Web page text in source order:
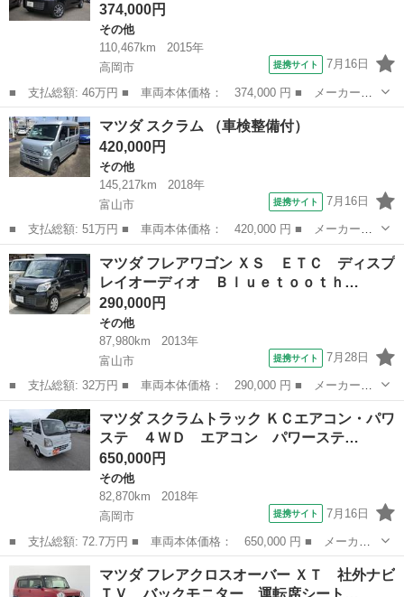
374,000円
その他
110,467km
2015年
高岡市
提携サイト 7月16日
■ 支払総額: 46万円 ■ 車両本体価格： 374,000 円 ■ メーカー
名： マツダ ■ 車種名： フレアワゴン ■ グレード名： ＸＧ
社外１４ＡＷ エネチャージ レーダーブレーキサポート アイドリ
ングストップ 両...
富山 高岡市 その他
マツダ スクラム （車検整備付）
420,000円
その他
145,217km
2018年
富山市
提携サイト 7月16日
■ 支払総額: 51万円 ■ 車両本体価格： 420,000 円 ■ メーカー
名： マツダ ■ 車種名： スクラム ■ グレード名： ■ 排気
量： 660cc ■ ドア枚数： 5D ■ ミッション： MT5速 ■ 店舗P...
富山 富山市 その他
マツダ フレアワゴン ＸＳ ＥＴＣ ディスプ
レイオーディオ Ｂｌｕｅｔｏｏｔｈ…
290,000円
その他
87,980km
2013年
富山市
提携サイト 7月28日
■ 支払総額: 32万円 ■ 車両本体価格： 290,000 円 ■ メーカー
名： マツダ ■ 車種名： フレアワゴン ■ グレード名： ＸＳ
ＥＴＣ ディスプレイオーディオ Ｂｌｕｅｔｏｏｔｈ バックカメ
ラ ２３年式ラジ...
富山 富山市 その他
マツダ スクラムトラック ＫＣエアコン・パワ
ステ ４ＷＤ エアコン パワーステ…
650,000円
その他
82,870km
2018年
高岡市
提携サイト 7月16日
■ 支払総額: 72.7万円 ■ 車両本体価格： 650,000 円 ■ メーカー
名： マツダ ■ 車種名： スクラムトラック ■ グレード名： Ｋ
Ｃエアコン・パワステ ４ＷＤ エアコン パワーステアリング 運
富山 高岡市 その他
マツダ フレアクロスオーバー ＸＴ 社外ナビ
ＴＶ バックモニター 運転席シート…